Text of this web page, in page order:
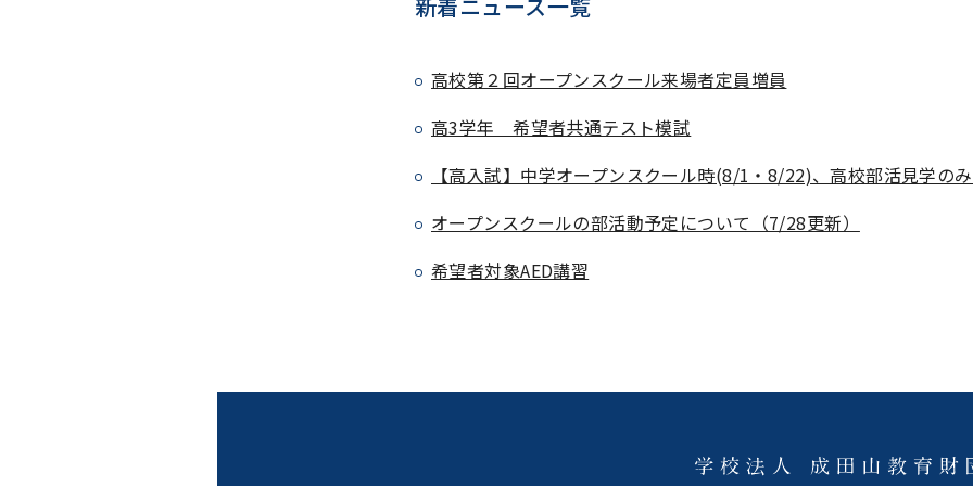
高校第２回オープンスクール来場者定員増員
高3学年 希望者共通テスト模試
【高入試】中学オープンスクール時(8/1・8/22)、高校部活見学の
オープンスクールの部活動予定について（7/28更新）
希望者対象AED講習